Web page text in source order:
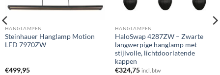
HANGLAMPEN
Steinhauer Hanglamp Motion
LED 7970ZW
€499,95
HANGLAMPEN
HaloSwap 4287ZW – Zwarte
langwerpige hanglamp met
stijlvolle, lichtdoorlatende
kappen
€324,75 incl. btw